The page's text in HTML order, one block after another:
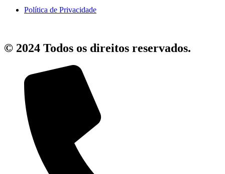
Política de Privacidade
© 2024 Todos os direitos reservados.